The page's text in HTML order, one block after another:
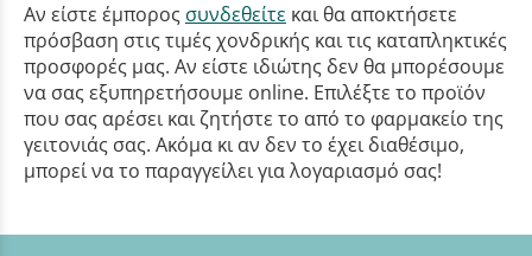
Αν είστε έμπορος συνδεθείτε και θα αποκτήσετε
πρόσβαση στις τιμές χονδρικής και τις καταπληκτικές
προσφορές μας. Αν είστε ιδιώτης δεν θα μπορέσουμε
να σας εξυπηρετήσουμε online. Επιλέξτε το προϊόν
που σας αρέσει και ζητήστε το από το φαρμακείο της
γειτονιάς σας. Ακόμα κι αν δεν το έχει διαθέσιμο,
μπορεί να το παραγγείλει για λογαριασμό σας!